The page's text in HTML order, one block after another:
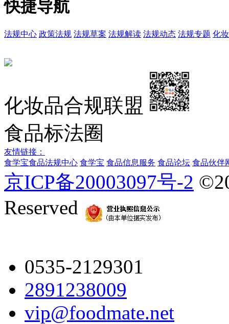
快捷导航
法规中心 政策法规 法规草案 法规解读 法规动态 法规专题 化
化妆品合规联盟
食品标法圈
友情链接：
食学宝食品法规中心 食学宝 食品信息服务 食品论坛 食品伙伴
京ICP备20003097号-2
Reserved
0535-2129301
2891238009
vip@foodmate.net